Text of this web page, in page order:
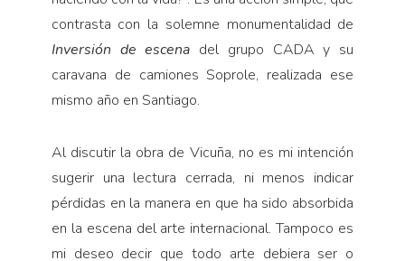
contrasta con la solemne monumentalidad de
Inversión de escena del grupo CADA y su
caravana de camiones Soprole, realizada ese
mismo año en Santiago.
Al discutir la obra de Vicuña, no es mi intención
sugerir una lectura cerrada, ni menos indicar
pérdidas en la manera en que ha sido absorbida
en la escena del arte internacional. Tampoco es
mi deseo decir que todo arte debiera ser o